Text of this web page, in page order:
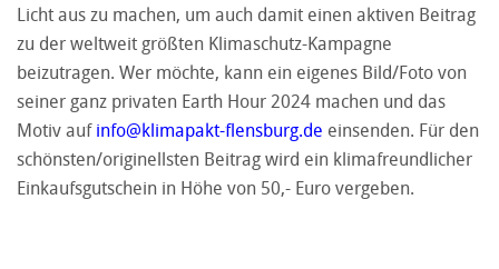
Licht aus zu machen, um auch damit einen aktiven Beitrag
zu der weltweit größten Klimaschutz-Kampagne
beizutragen. Wer möchte, kann ein eigenes Bild/Foto von
seiner ganz privaten Earth Hour 2024 machen und das
Motiv auf info@klimapakt-flensburg.de einsenden. Für den
schönsten/originellsten Beitrag wird ein klimafreundlicher
Einkaufsgutschein in Höhe von 50,- Euro vergeben.